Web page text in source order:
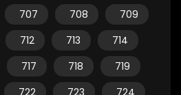
707 708
709
712 713
714
717 718
719